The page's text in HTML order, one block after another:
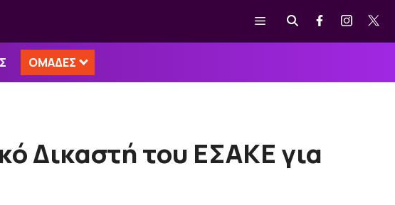
Μενού
ΟΜΑΔΕΣ
Δικαστή του ΕΣΑΚΕ για